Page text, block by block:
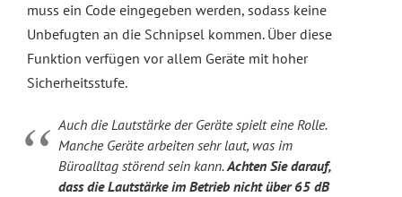
muss ein Code eingegeben werden, sodass keine
Unbefugten an die Schnipsel kommen. Über diese
Funktion verfügen vor allem Geräte mit hoher
Sicherheitsstufe.
Auch die Lautstärke der Geräte spielt eine Rolle.
Manche Geräte arbeiten sehr laut, was im
Büroalltag störend sein kann.Achten Sie darauf,
dass die Lautstärke im Betrieb nicht über 65 dB